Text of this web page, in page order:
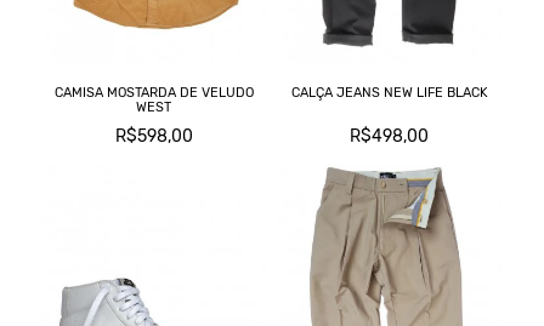
CAMISA MOSTARDA DE VELUDO
WEST
R$598,00
CALÇA JEANS NEW LIFE BLACK
R$498,00